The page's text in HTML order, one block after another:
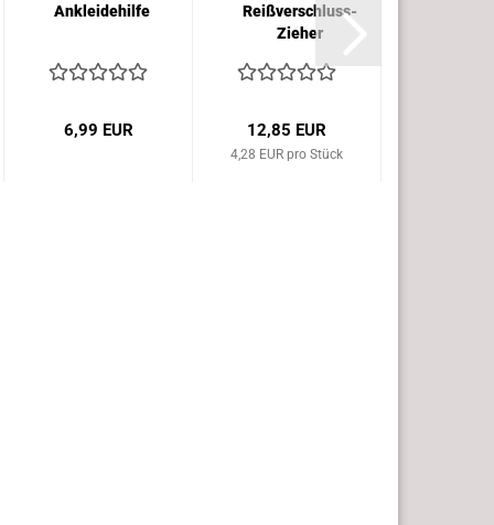
Ankleidehilfe
6,99 EUR
Reißverschluss-
Zieher
12,85 EUR
4,28 EUR pro Stück